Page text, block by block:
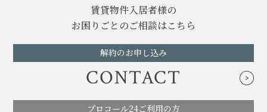
賃貸物件入居者様の
お困りごとのご相談はこちら
解約のお申し込み
CONTACT
プロコール24ご利用の方